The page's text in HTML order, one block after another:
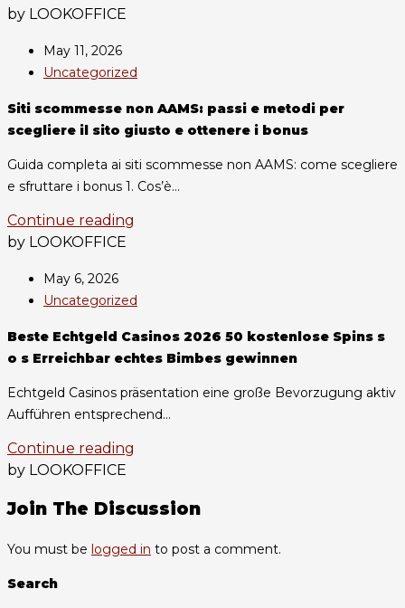
by LOOKOFFICE
May 11, 2026
Uncategorized
Siti scommesse non AAMS: passi e metodi per
scegliere il sito giusto e ottenere i bonus
Guida completa ai siti scommesse non AAMS: come scegliere
e sfruttare i bonus 1. Cos’è...
Continue reading
by LOOKOFFICE
May 6, 2026
Uncategorized
Beste Echtgeld Casinos 2026 50 kostenlose Spins s
o s Erreichbar echtes Bimbes gewinnen
Echtgeld Casinos präsentation eine große Bevorzugung aktiv
Aufführen entsprechend...
Continue reading
by LOOKOFFICE
Join The Discussion
You must be logged in to post a comment.
Search